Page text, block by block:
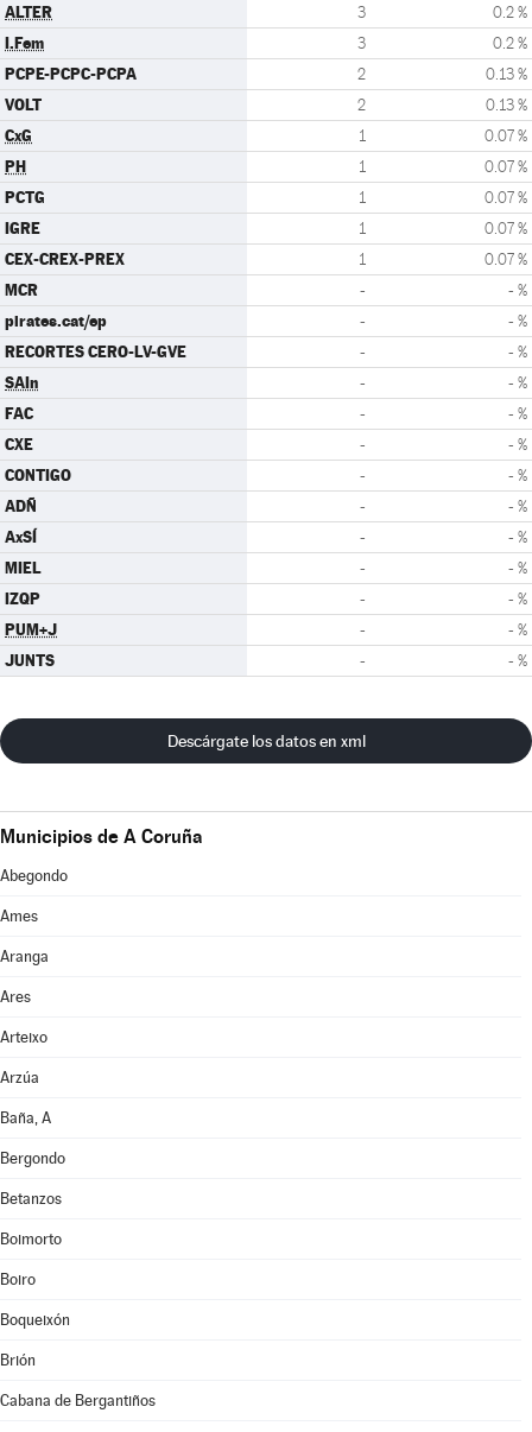
ALTER 3 0.2 %
I.Fem 3 0.2 %
PCPE-PCPC-PCPA 2 0.13 %
VOLT 2 0.13 %
CxG 1 0.07 %
PH 1 0.07 %
PCTG 1 0.07 %
IGRE 1 0.07 %
CEX-CREX-PREX 1 0.07 %
MCR - - %
pirates.cat/ep - - %
RECORTES CERO-LV-GVE - - %
SAIn - - %
FAC - - %
CXE - - %
CONTIGO - - %
ADÑ - - %
AxSÍ - - %
MIEL - - %
IZQP - - %
PUM+J - - %
JUNTS - - %
Descárgate los datos en xml
Municipios de A Coruña
Abegondo
Ames
Aranga
Ares
Arteixo
Arzúa
Baña, A
Bergondo
Betanzos
Boimorto
Boiro
Boqueixón
Brión
Cabana de Bergantiños